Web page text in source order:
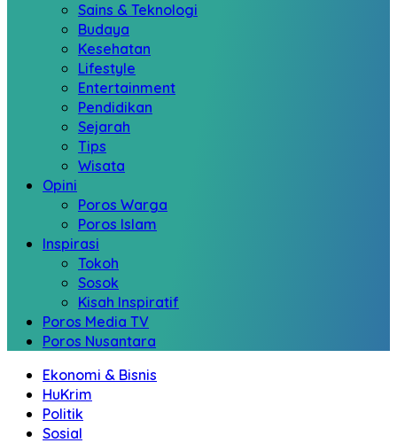
Sains & Teknologi
Budaya
Kesehatan
Lifestyle
Entertainment
Pendidikan
Sejarah
Tips
Wisata
Opini
Poros Warga
Poros Islam
Inspirasi
Tokoh
Sosok
Kisah Inspiratif
Poros Media TV
Poros Nusantara
Ekonomi & Bisnis
HuKrim
Politik
Sosial